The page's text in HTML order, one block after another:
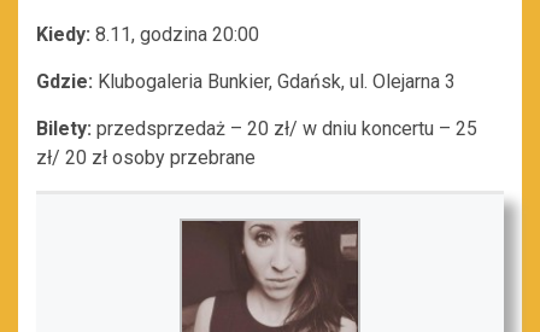
Kiedy: 8.11, godzina 20:00
Gdzie: Klubogaleria Bunkier, Gdańsk, ul. Olejarna 3
Bilety: przedsprzedaż – 20 zł/ w dniu koncertu – 25
zł/ 20 zł osoby przebrane